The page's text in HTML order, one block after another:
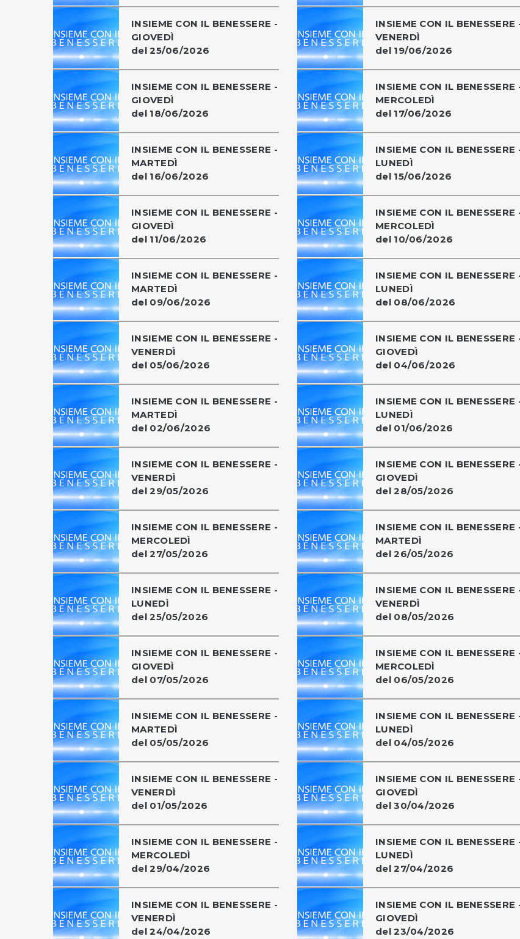
INSIEME CON IL BENESSERE -
GIOVEDÌ
del 25/06/2026
INSIEME CON IL BENESSERE
VENERDÌ
del 19/06/2026
INSIEME CON IL BENESSERE -
GIOVEDÌ
del 18/06/2026
INSIEME CON IL BENESSERE
MERCOLEDÌ
del 17/06/2026
INSIEME CON IL BENESSERE -
MARTEDÌ
del 16/06/2026
INSIEME CON IL BENESSERE
LUNEDÌ
del 15/06/2026
INSIEME CON IL BENESSERE -
GIOVEDÌ
del 11/06/2026
INSIEME CON IL BENESSERE
MERCOLEDÌ
del 10/06/2026
INSIEME CON IL BENESSERE -
MARTEDÌ
del 09/06/2026
INSIEME CON IL BENESSERE
LUNEDÌ
del 08/06/2026
INSIEME CON IL BENESSERE -
VENERDÌ
del 05/06/2026
INSIEME CON IL BENESSERE
GIOVEDÌ
del 04/06/2026
INSIEME CON IL BENESSERE -
MARTEDÌ
del 02/06/2026
INSIEME CON IL BENESSERE
LUNEDÌ
del 01/06/2026
INSIEME CON IL BENESSERE -
VENERDÌ
del 29/05/2026
INSIEME CON IL BENESSERE
GIOVEDÌ
del 28/05/2026
INSIEME CON IL BENESSERE -
MERCOLEDÌ
del 27/05/2026
INSIEME CON IL BENESSERE
MARTEDÌ
del 26/05/2026
INSIEME CON IL BENESSERE -
LUNEDÌ
del 25/05/2026
INSIEME CON IL BENESSERE
VENERDÌ
del 08/05/2026
INSIEME CON IL BENESSERE -
GIOVEDÌ
del 07/05/2026
INSIEME CON IL BENESSERE
MERCOLEDÌ
del 06/05/2026
INSIEME CON IL BENESSERE -
MARTEDÌ
del 05/05/2026
INSIEME CON IL BENESSERE
LUNEDÌ
del 04/05/2026
INSIEME CON IL BENESSERE -
VENERDÌ
del 01/05/2026
INSIEME CON IL BENESSERE
GIOVEDÌ
del 30/04/2026
INSIEME CON IL BENESSERE -
MERCOLEDÌ
del 29/04/2026
INSIEME CON IL BENESSERE
LUNEDÌ
del 27/04/2026
INSIEME CON IL BENESSERE -
VENERDÌ
del 24/04/2026
INSIEME CON IL BENESSERE
GIOVEDÌ
del 23/04/2026